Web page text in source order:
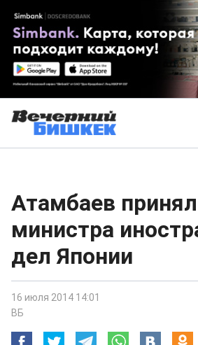
Атамбаев принял
министра
дел Японии
16 июля 2014 14:01
ВБ